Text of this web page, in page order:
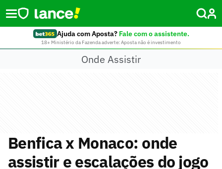
Ajuda com Aposta? Fale com o assistente.
18+ Ministério da Fazenda adverte: Aposta não é investimento
Onde Assistir
Benfica x Monaco: onde
assistir e escalações do jogo